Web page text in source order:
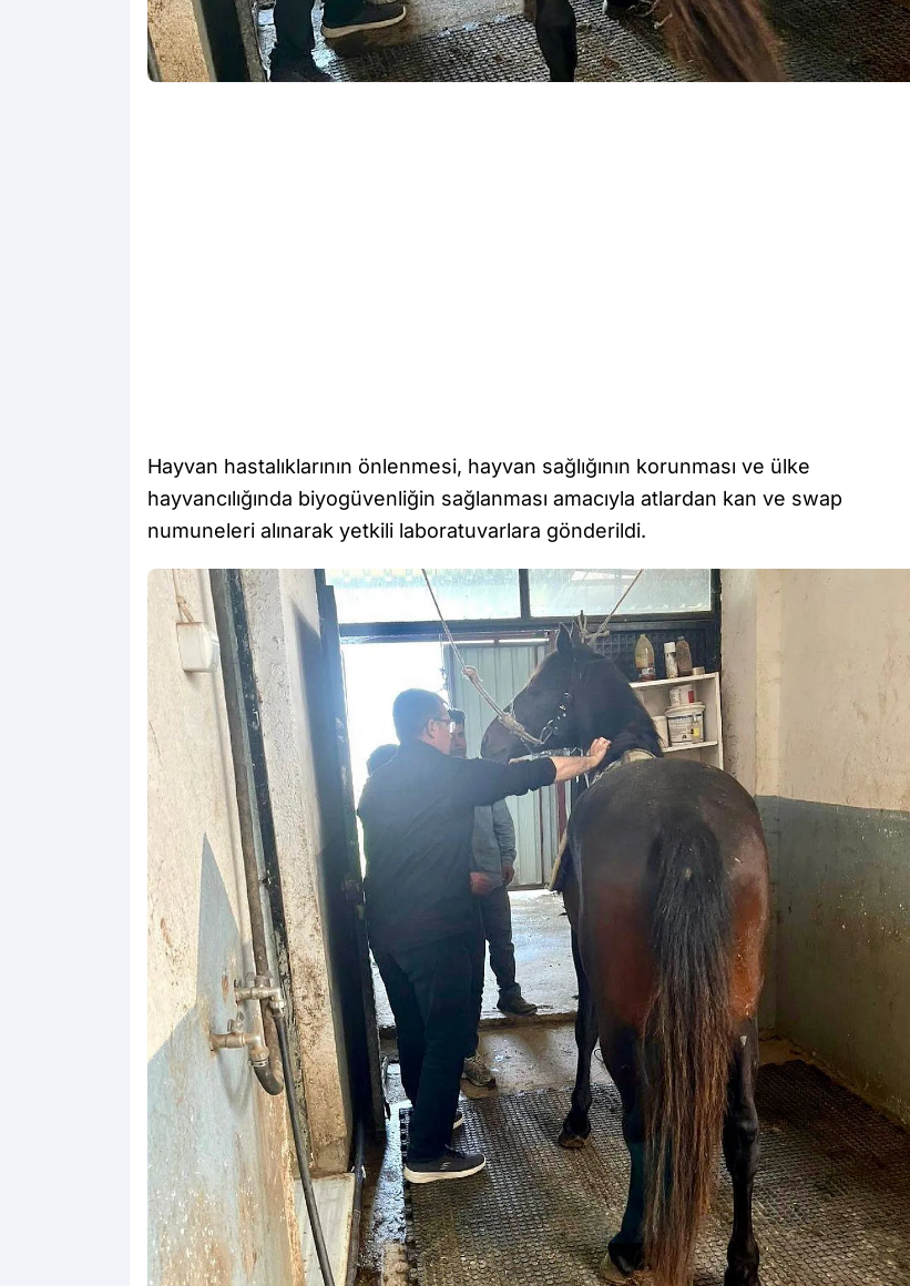
Hayvan hastalıklarının önlenmesi, hayvan sağlığının korunması ve ülke
hayvancılığında biyogüvenliğin sağlanması amacıyla atlardan kan ve swap
numuneleri alınarak yetkili laboratuvarlara gönderildi.